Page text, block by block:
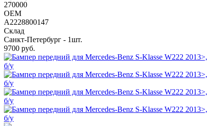
270000
OEM
A2228800147
Склад
Санкт-Петербург - 1шт.
9700 руб.